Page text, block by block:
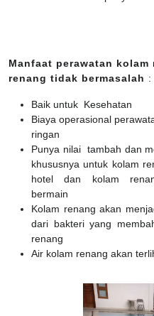
Manfaat perawatan
renang tidak bermasalah :
Baik untuk Kesehatan
Biaya operasional
ringan
Punya nilai tambah dan
khususnya untuk kolam
hotel dan kolam
bermain
Kolam renang akan
dari bakteri yang
renang
Air kolam renang akan